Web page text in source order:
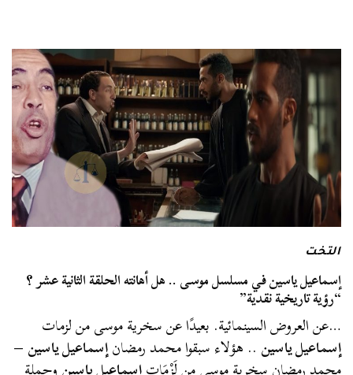
التخت
إسماعيل ياسين في مسلسل موسى .. هل أهانته الحلقة الثانية عشر ؟
“رؤية تاريخية نقدية”
…عن العروض السينمائية. بعيدًا عن سخرية موسى من لزمات
إسماعيل ياسين .. هؤلاء سبقوا محمد رمضانإسماعيل ياسين–